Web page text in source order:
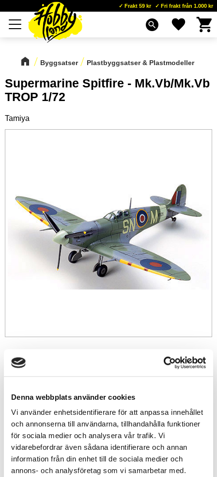
Denna webbplats använder cookies
Vi använder enhetsidentifierare för att anpassa innehållet
och annonserna till användarna, tillhandahålla funktioner
för sociala medier och analysera vår trafik. Vi
vidarebefordrar även sådana identifierare och annan
information från din enhet till de sociala medier och
annons- och analysföretag som vi samarbetar med.
Meny
Frakt 59 kr Fri frakt från 1.000 kr
search Favoriter
Byggsatser Plastbyggsatser & Plastmodeller
Supermarine Spitfire - Mk.Vb/Mk.Vb
TROP 1/72
Tamiya
169sek
Lägg till i favoriter
Artikelnr
TA60756
Leveranstid
skickas från oss inom 3-5 vardagar